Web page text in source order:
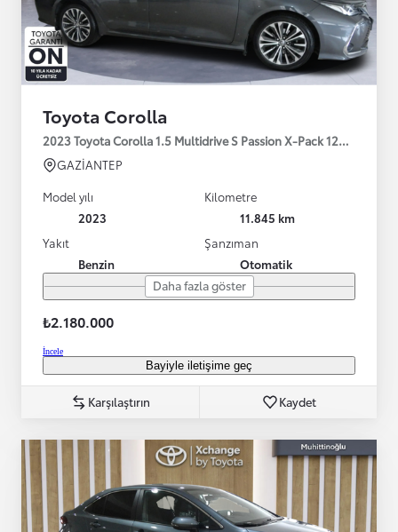
Toyota Corolla
2023 Toyota Corolla 1.5 Multidrive S Passion X-Pack 125HP
GAZİANTEP
Model yılı
2023
Kilometre
11.845 km
Yakıt
Benzin
Şanzıman
Otomatik
Daha fazla göster
₺2.180.000
İncele
Bayiyle iletişime geç
Karşılaştırın Kaydet